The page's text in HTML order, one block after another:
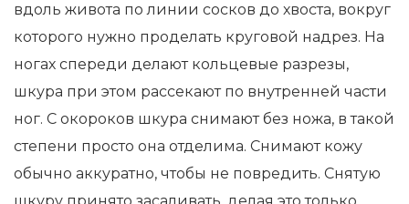
вдоль живота по линии сосков до хвоста, вокруг
которого нужно проделать круговой надрез. На
ногах спереди делают кольцевые разрезы,
шкура при этом рассекают по внутренней части
ног. С окороков шкура снимают без ножа, в такой
степени просто она отделима. Снимают кожу
обычно аккуратно, чтобы не повредить. Снятую